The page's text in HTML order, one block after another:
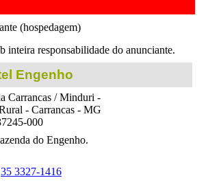
(hospedagem)
inteira responsabilidade do anunciante.
Engenho
Carrancas / Minduri -
- Carrancas - MG
000
do Engenho.
35 3327-1416